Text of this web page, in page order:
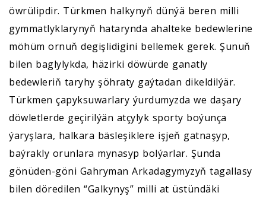
öwrülipdir. Türkmen halkynyň dünýä beren milli
gymmatlyklarynyň hatarynda ahalteke bedewlerine
möhüm ornuň degişlidigini bellemek gerek. Şunuň
bilen baglylykda, häzirki döwürde ganatly
bedewleriň taryhy şöhraty gaýtadan dikeldilýär.
Türkmen çapyksuwarlary ýurdumyzda we daşary
döwletlerde geçirilýän atçylyk sporty boýunça
ýaryşlara, halkara bäsleşiklere işjeň gatnaşyp,
baýrakly orunlara mynasyp bolýarlar. Şunda
gönüden-göni Gahryman Arkadagymyzyň tagallasy
bilen döredilen “Galkynyş” milli at üstündäki